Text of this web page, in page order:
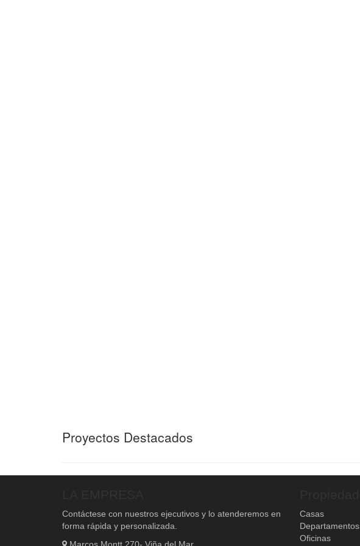
Proyectos Destacados
Contáctese con nuestros ejecutivos y lo atenderemos en
forma rápida y personalizada.
Casas
Departamentos
Oficinas